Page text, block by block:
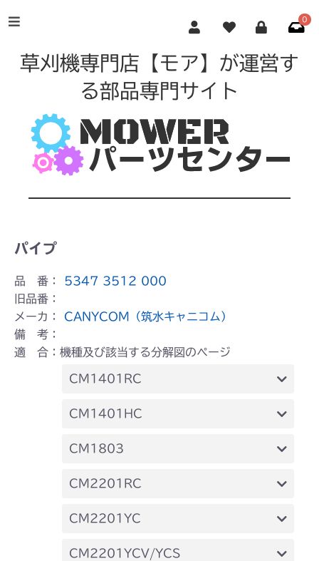
0
草刈機専門店【モア】が運営す
る部品専門サイト
パイプ
品 番：
5347 3512 000
旧品番：
メーカ： CANYCOM（筑水キャニコム）
備 考：
適 合：機種及び該当する分解図のページ
CM1401RC
本体 FIG20 シート
CM1401HC
本体 FIG23 シート
CM1803
本体 FIG32 シート
CM2201RC
本体 FIG33 シート
CM2201YC
本体 FIG24 シート
CM2201YCV/YCS